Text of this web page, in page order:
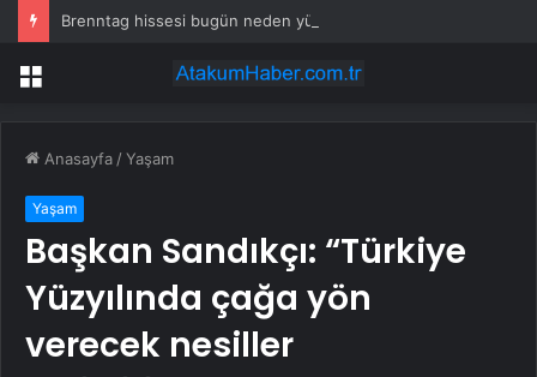
Brenntag hissesi bugün neden yükseliyor?
Menü
Anasayfa /Yaşam
Yaşam
Başkan Sandıkçı: “Türkiye
Yüzyılında çağa yön
verecek nesiller